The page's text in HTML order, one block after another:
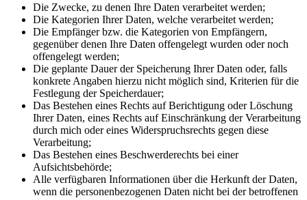
Die Zwecke, zu denen Ihre Daten verarbeitet werden;
Die Kategorien Ihrer Daten, welche verarbeitet werden;
Die Empfänger bzw. die Kategorien von Empfängern,
gegenüber denen Ihre Daten offengelegt wurden oder noch
offengelegt werden;
Die geplante Dauer der Speicherung Ihrer Daten oder, falls
konkrete Angaben hierzu nicht möglich sind, Kriterien für die
Festlegung der Speicherdauer;
Das Bestehen eines Rechts auf Berichtigung oder Löschung
Ihrer Daten, eines Rechts auf Einschränkung der Verarbeitung
durch mich oder eines Widerspruchsrechts gegen diese
Verarbeitung;
Das Bestehen eines Beschwerderechts bei einer
Aufsichtsbehörde;
Alle verfügbaren Informationen über die Herkunft der Daten,
wenn die personenbezogenen Daten nicht bei der betroffenen